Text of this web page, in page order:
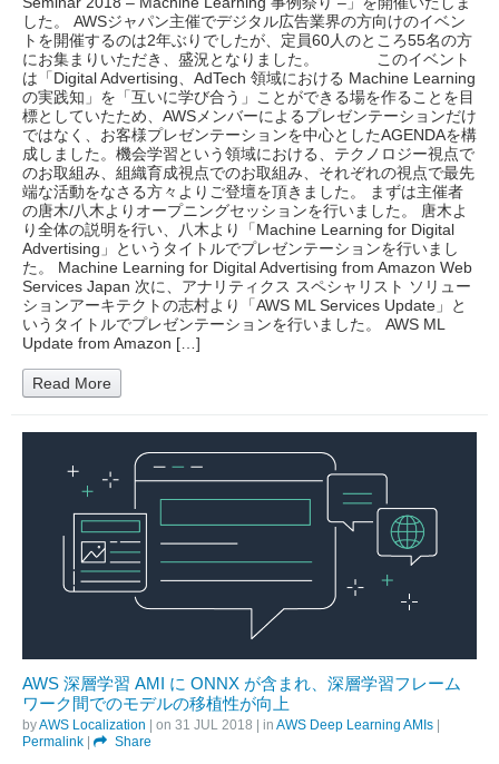
した。 AWSジャパン主催でデジタル広告業界の方向けのイベン
トを開催するのは2年ぶりでしたが、定員60人のところ55名の方
にお集まりいただき、盛況となりました。 このイベント
は「Digital Advertising、AdTech 領域における Machine Learning
の実践知」を「互いに学び合う」ことができる場を作ることを目
標としていたため、AWSメンバーによるプレゼンテーションだけ
ではなく、お客様プレゼンテーションを中心としたAGENDAを構
成しました。機会学習という領域における、テクノロジー視点で
のお取組み、組織育成視点でのお取組み、それぞれの視点で最先
端な活動をなさる方々よりご登壇を頂きました。 まずは主催者
の唐木/八木よりオープニングセッションを行いました。 唐木よ
り全体の説明を行い、八木より「Machine Learning for Digital
Advertising」というタイトルでプレゼンテーションを行いまし
た。 Machine Learning for Digital Advertising from Amazon Web
Services Japan 次に、アナリティクス スペシャリスト ソリュー
ションアーキテクトの志村より「AWS ML Services Update」と
いうタイトルでプレゼンテーションを行いました。 AWS ML
Update from Amazon […]
Read More
AWS 深層学習 AMI に ONNX が含まれ、深層学習フレーム
ワーク間でのモデルの移植性が向上
byAWS Localization | on 31 JUL 2018 | in AWS Deep Learning AMIs |
Permalink | Share